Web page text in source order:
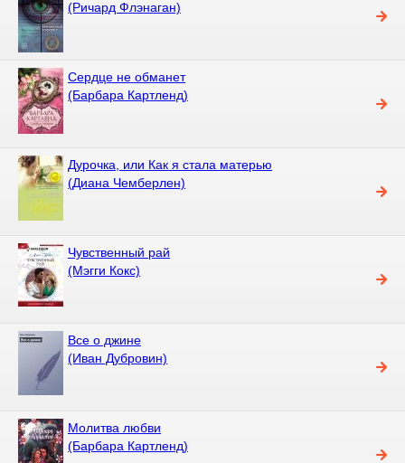
(Ричард Флэнаган)
Сердце не обманет
(Барбара Картленд)
Дурочка, или Как я стала матерью
(Диана Чемберлен)
Чувственный рай
(Мэгги Кокс)
Все о джине
(Иван Дубровин)
Молитва любви
(Барбара Картленд)